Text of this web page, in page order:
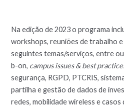
Na edição de 2023 o programa
workshops, reuniões de trabalho
seguintes temas/serviços, entre
b-on, campus issues & best
segurança, RGPD, PTCRIS,
partilha e gestão de dados de
redes, mobilidade wireless e casos